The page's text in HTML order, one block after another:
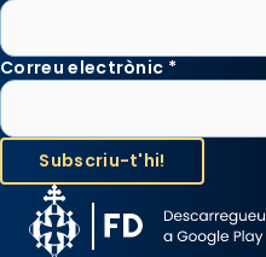
Correu electrònic *